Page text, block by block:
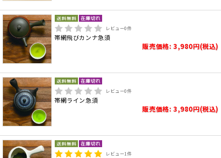
レビュー0件
帯網飛びカンナ急須
販売価格: 3,980円(税込)
レビュー0件
帯網ライン急須
販売価格: 3,980円(税込)
レビュー1件